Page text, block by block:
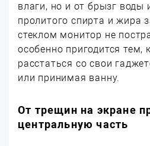
влаги, но и от брызг воды
пролитого спирта и жира
стеклом монитор не
особенно пригодится тем,
расстаться со свои
или принимая ванну.
От трещин на экране
центральную часть